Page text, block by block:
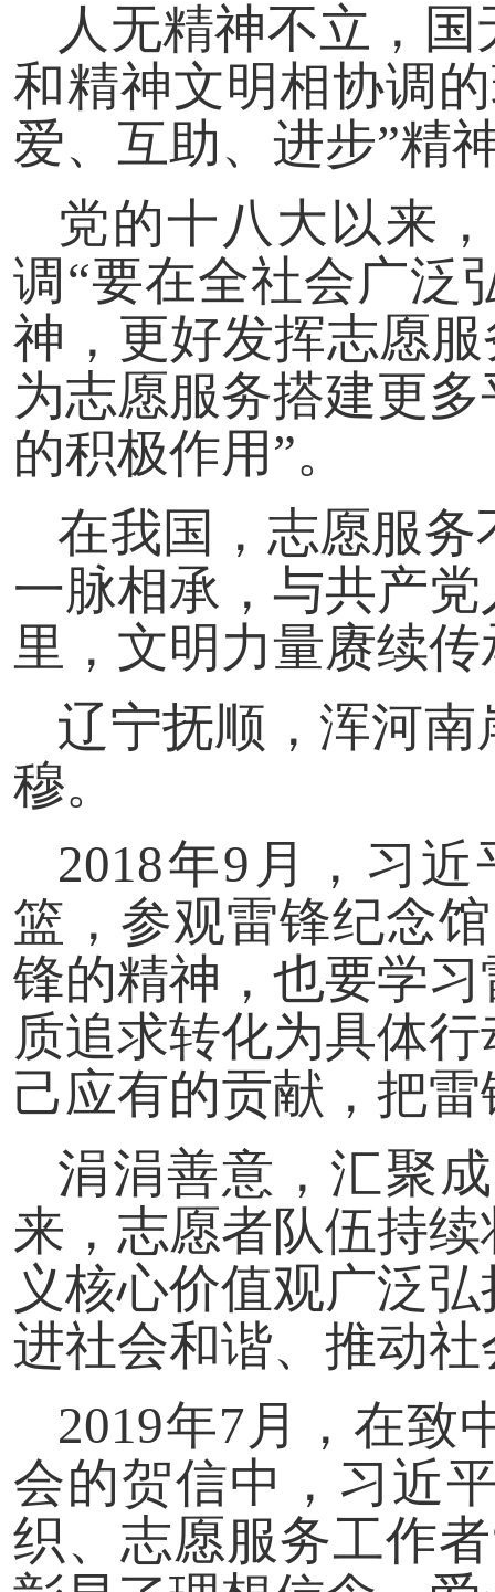
人无精神不立，
和精神文明相协调
爱、互助、进步”精
党的十八大以来
调“要在全社会广泛
神，更好发挥志愿
为志愿服务搭建更
的积极作用”。
在我国，志愿服
一脉相承，与共产
里，文明力量赓续
辽宁抚顺，浑河
穆。
2018年9月，习
篮，参观雷锋纪念
锋的精神，也要学
质追求转化为具体
己应有的贡献，把
涓涓善意，汇聚
来，志愿者队伍持
义核心价值观广泛
进社会和谐、推动
2019年7月，在致
会的贺信中，习近
织、志愿服务工作